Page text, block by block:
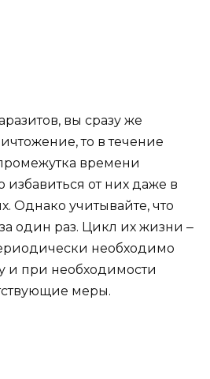
вы сразу же
то в течение
времени
избавиться от них даже в
Однако учитывайте, что
один раз. Цикл их жизни ‒
необходимо
и при необходимости
меры.